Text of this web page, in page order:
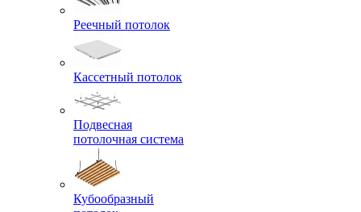
Реечный потолок
Кассетный потолок
Подвесная
потолочная система
Кубообразный